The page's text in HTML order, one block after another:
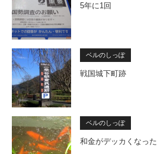
5年に1回
ベルのしっぽ
戦国城下町跡
ベルのしっぽ
和金がデッカくなった